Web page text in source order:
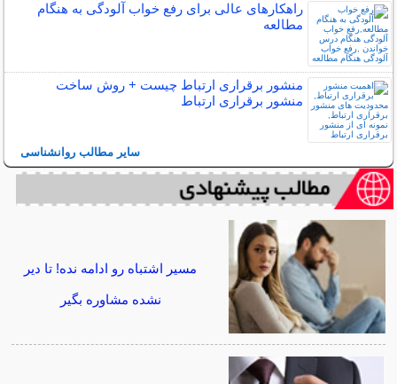
راهکارهای عالی برای رفع خواب آلودگی به هنگام
مطالعه
منشور برقراری ارتباط چیست + روش ساخت
منشور برقراری ارتباط
سایر مطالب روانشناسی
مسیر اشتباه رو ادامه نده! تا دیر
نشده مشاوره بگیر